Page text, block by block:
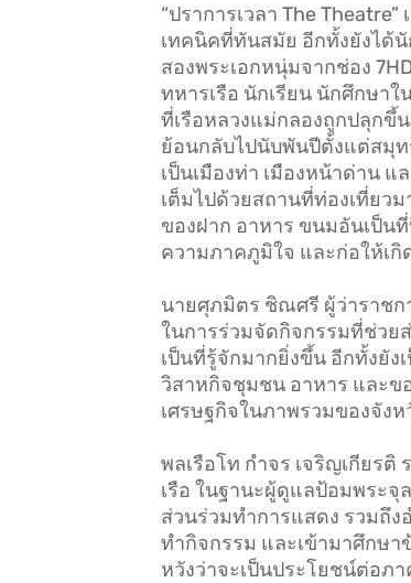
“ปราการเวลา The
เทคนิคที่ทันสมัย อีกทั้งยังได้
สองพระเอกหนุ่มจากช่อง
ทหารเรือ นักเรียน นักศึกษาใ
ที่เรือหลวงแม่กลองถูกปลุกขึ้
ย้อนกลับไปนับพันปีตั้งแต่สมุท
เป็นเมืองท่า เมืองหน้าด่าน
เต็มไปด้วยสถานที่ท่องเที่ยว
ของฝาก อาหาร ขนมอันเป็น
ความภาคภูมิใจ และก่อให้เ
นายศุภมิตร ชิณศรี ผู้ว่าราชก
ในการร่วมจัดกิจกรรมที่ช่วย
เป็นที่รู้จักมากยิ่งขึ้น อีกทั้งยัง
วิสาหกิจชุมชน อาหาร และข
เศรษฐกิจในภาพรวมของจัง
พลเรือโท กำจร เจริญเกียรติ
เรือ ในฐานะผู้ดูแลป้อมพระจุ
ส่วนร่วมทำการแสดง รวมถึง
ทำกิจกรรม และเข้ามาศึกษ
หวังว่าจะเป็นประโยชน์ต่อภ